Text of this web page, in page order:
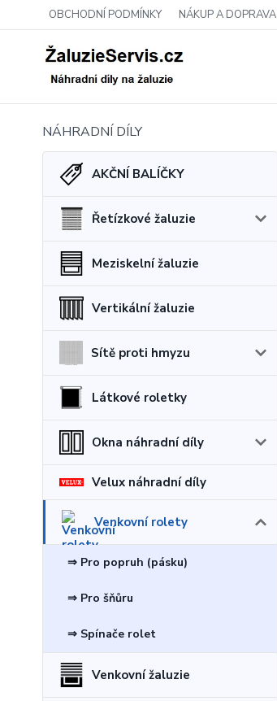
OBCHODNÍ PODMÍNKY NÁKUP A DOPRAVA
NÁHRADNÍ DÍLY
AKČNÍ BALÍČKY
Řetízkové žaluzie
Meziskelní žaluzie
Vertikální žaluzie
Sítě proti hmyzu
Látkové roletky
Okna náhradní díly
Velux náhradní díly
Venkovní rolety
⇒ Pro popruh (pásku)
⇒ Pro šňůru
⇒ Spínače rolet
Venkovní žaluzie